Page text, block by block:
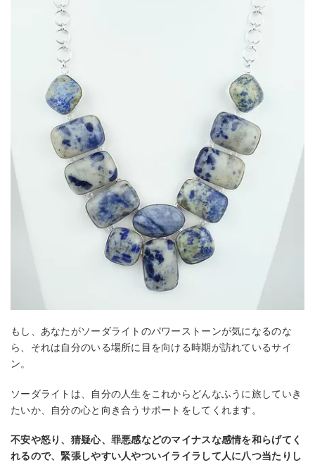
もし、あなたがソーダライトのパワーストーンが気になるのな
ら、それは自分のいる場所に目を向ける時期が訪れているサイ
ン。
ソーダライトは、自分の人生をこれからどんなふうに旅していき
たいか、自分の心と向き合うサポートをしてくれます。
不安や怒り、猜疑心、罪悪感などのマイナスな感情を和らげてく
れるので、緊張しやすい人やついイライラして人に八つ当たりし